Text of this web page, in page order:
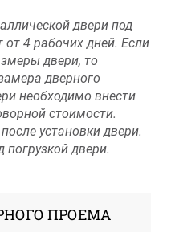
двери под
4 рабочих дней. Если
двери, то
дверного
необходимо внести
стоимости.
установки двери.
двери.
ПРОЕМА